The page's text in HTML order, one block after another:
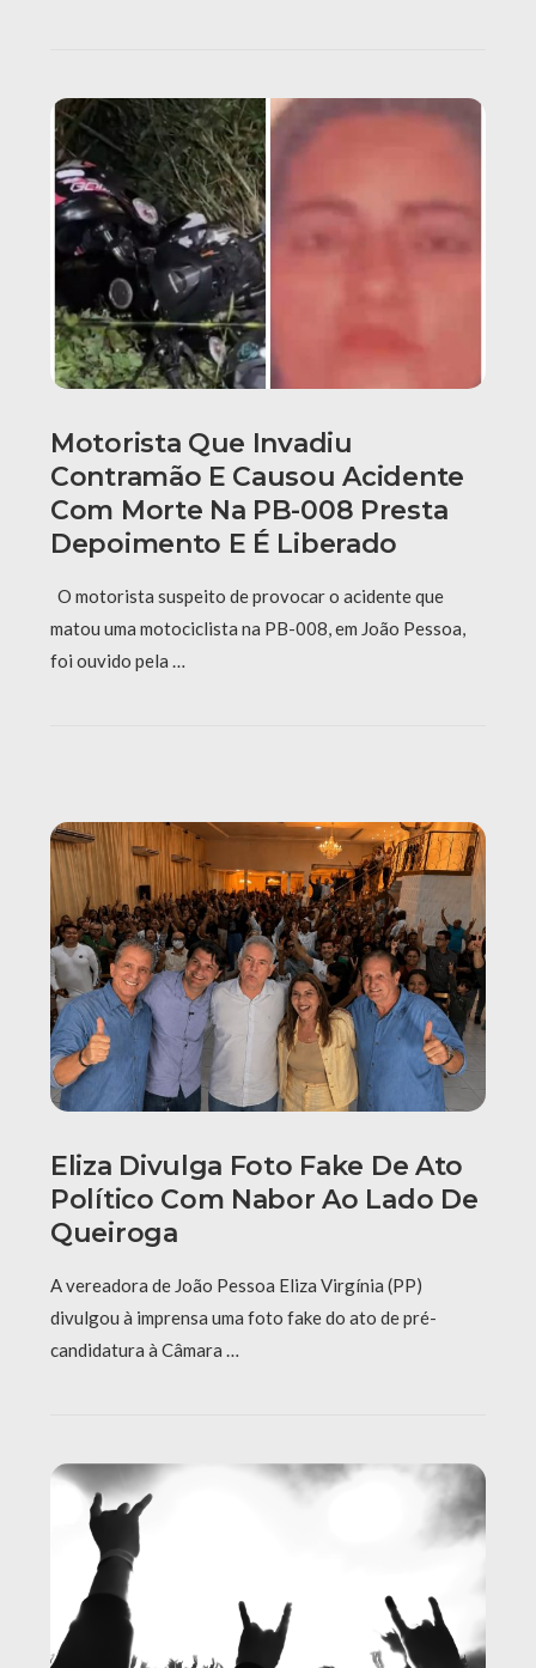
Motorista Que Invadiu
Contramão E Causou Acidente
Com Morte Na PB-008 Presta
Depoimento E É Liberado
O motorista suspeito de provocar o acidente que
matou uma motociclista na PB-008, em João Pessoa,
foi ouvido pela …
Eliza Divulga Foto Fake De Ato
Político Com Nabor Ao Lado De
Queiroga
A vereadora de João Pessoa Eliza Virgínia (PP)
divulgou à imprensa uma foto fake do ato de pré-
candidatura à Câmara …